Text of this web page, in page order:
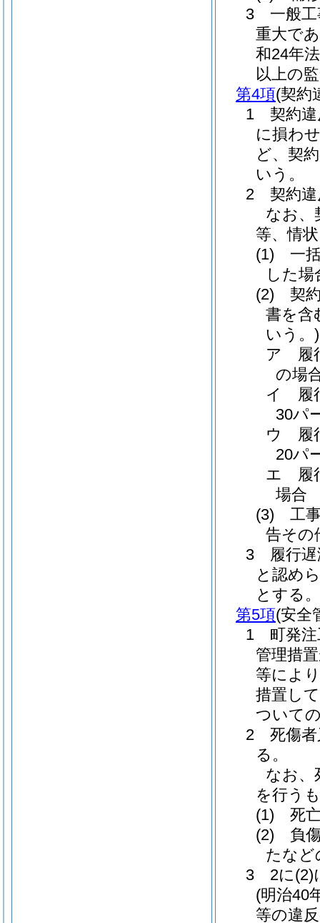
3 一般工
重大で
和24年
以上の
第4項(契約
1 契約違
に損わ
ど、契
いう。
2 契約違
なお、
等、情
(1) 一括
した
(2) 契約
書を含
いう。)
ア 履
の場
イ 履
30パ
ウ 履
20パ
エ 履
場合
(3) 工事
告その
3 履行遅
と認め
とする。
第5項(安全
1 町発注
管理措
等によ
措置し
ついて
2 死傷者
る。
なお、
を行う
(1) 死
(2) 負傷
たな
3 2に(2)
(明治40
等の違